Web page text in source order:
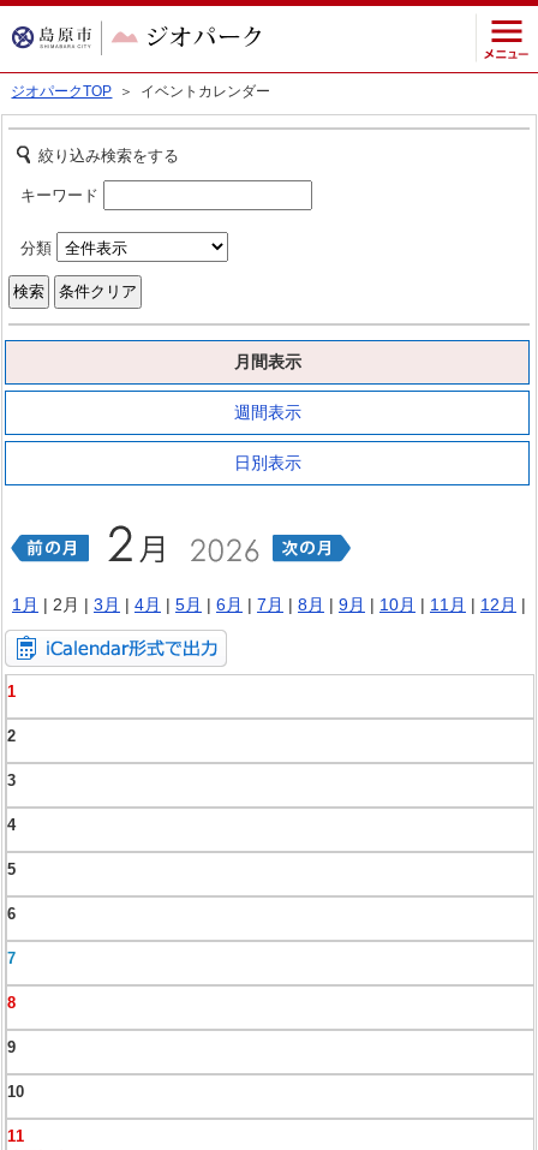
ジオパークTOP ＞ イベントカレンダー
絞り込み検索をする
キーワード
分類
月間表示
週間表示
日別表示
1月 | 2月 | 3月 | 4月 | 5月 | 6月 | 7月 | 8月 | 9月 | 10月 | 11月 | 12月 |
1
2
3
4
5
6
7
8
9
10
11